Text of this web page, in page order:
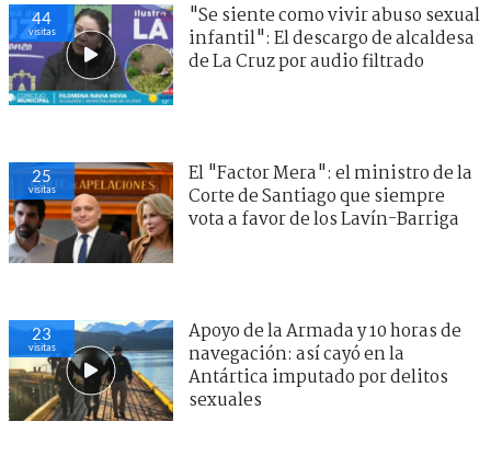
44
visitas
"Se siente como vivir abuso sexual
infantil": El descargo de alcaldesa
de La Cruz por audio filtrado
25
visitas
El "Factor Mera": el ministro de la
Corte de Santiago que siempre
vota a favor de los Lavín-Barriga
23
visitas
Apoyo de la Armada y 10 horas de
navegación: así cayó en la
Antártica imputado por delitos
sexuales